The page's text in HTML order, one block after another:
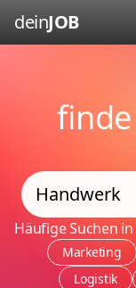
deinJOB
finde
Häufige Suchen
Marketing
Logistik